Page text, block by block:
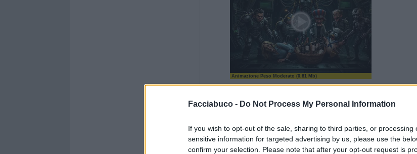
Facciabuco - Do Not Process My Personal Information
If you wish to opt-out of the sale, sharing to third parties, or processing
sensitive information for targeted advertising by us, please use the
confirm your selection. Please note that after your opt-out request is
Animazione Peso Moderato (0.81 Mb)
Buona serata